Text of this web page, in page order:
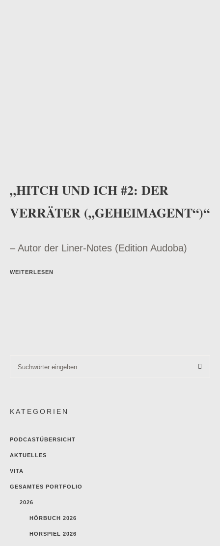
„HITCH UND ICH #2: DER
VERRÄTER („GEHEIMAGENT“)“
– Autor der Liner-Notes (Edition Audoba)
WEITERLESEN
KATEGORIEN
PODCASTÜBERSICHT
AKTUELLES
VITA
GESAMTES PORTFOLIO
2026
HÖRBUCH 2026
HÖRSPIEL 2026